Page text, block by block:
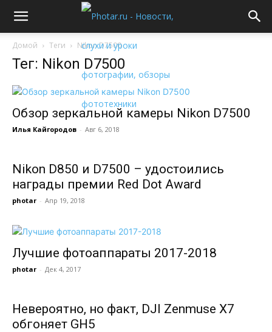
Домой Теги Nikon D7500
Тег: Nikon D7500
Обзор зеркальной камеры Nikon D7500
Илья Кайгородов - Авг 6, 2018
Nikon D850 и D7500 – удостоились
награды премии Red Dot Award
photar - Апр 19, 2018
Лучшие фотоаппараты 2017-2018
photar - Дек 4, 2017
Невероятно, но факт, DJI Zenmuse X7
обгоняет GH5